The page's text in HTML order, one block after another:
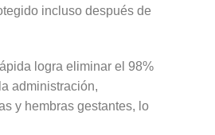
incluso después de
logra eliminar el 98%
administración,
y hembras gestantes, lo